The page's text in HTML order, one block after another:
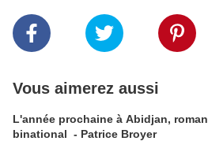
Vous aimerez aussi
L'année prochaine à Abidjan, roman
binational - Patrice Broyer